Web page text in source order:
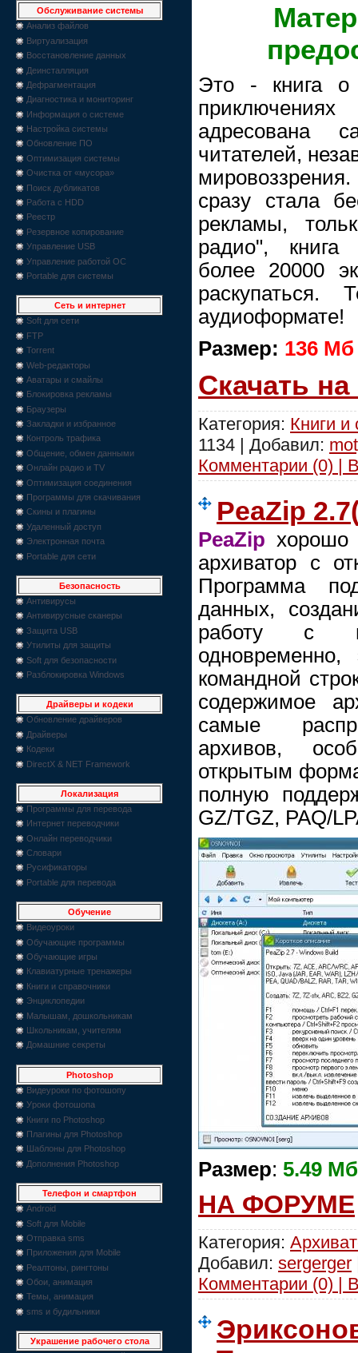
Обслуживание системы
Анализ файлов
Виртуализация
Восстановление данных
Деинсталляция
Дефрагментация
Диагностика и мониторинг
Информация о системе
Настройка системы
Обновление ПО
Оптимизация системы
Очистка от «мусора»
Поиск дубликатов
Работа с HDD
Реестр
Резервное копирование
Управление USB
Управление работой ОС
Portable для системы
Сеть и интернет
Soft для сети
FTP
Torrent
Web-редакторы
Аватары и смайлы
Блокировка рекламы
Браузеры
Закладки и избранное
Контроль трафика
Общение, обмен данными
Онлайн радио и TV
Оптимизация соединения
Программы для скачивания
Скины и плагины
Удаленный доступ
Электронная почта
Portable для сети
Безопасность
Антивирусы
Антивирусные сканеры
Защита USB
Утилиты для защиты
Soft для безопасности
Разблокировка Windows
Драйверы и кодеки
Обновление драйверов
Драйверы
Кодеки
DirectX & NET Framework
Локализация
Программы для перевода
Интернет переводчики
Онлайн переводчики
Словари
Русификаторы
Portable для перевода
Обучение
Видеоуроки
Обучающие программы
Обучающие игры
Клавиатурные тренажеры
Книги и справочники
Энциклопедии
Малышам, дошкольникам
Школьникам, учителям
Домашние секреты
Photoshop
Видеуроки по фотошопу
Уроки фотошопа
Книги по Photoshop
Плагины для Photoshop
Шаблоны для Photoshop
Дополнения Photoshop
Телефон и смартфон
Android
Soft для Mobile
Отправка sms
Приложения для Mobile
Реалтоны, рингтоны
Обои, анимация
Темы, анимация
sms и будильники
Украшение рабочего стола
Это - книга о
адресована
читателей,
сразу стала
рекламы,
радио",
более 20000
аудиоформате!
Размер: 136 Мб
Скачать
Категория: Книги и
1134 | Добавил:
Комментарии (0) |
PeaZip
PeaZip хорошо
архиватор с
Программа
данных,
работу с
командной
содержимое
самые
архивов,
открытым
полную
GZ/TGZ, PAQ/
Размер: 5.49 Мб
НА ФОРУМЕ
Категория:
Добавил: sergerger
Комментарии (0) |